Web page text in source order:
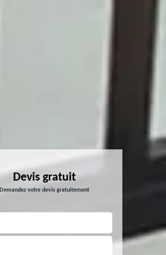
Devis gratuit
Demandez votre devis gratuitement